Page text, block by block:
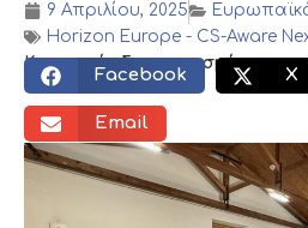
9 Απριλίου, 2025
Horizon Europe - CS-Aware
Κοινωνικός διαμοιρασμός:
Facebook X
Email